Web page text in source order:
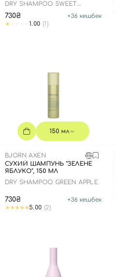
DRY SHAMPOO SWEET
730₴ +36 кешбек
1.00 (1)
150 мл
BJORN AXEN
СУХИЙ ШАМПУНЬ "ЗЕЛЕНЕ
ЯБЛУКО", 150 МЛ
DRY SHAMPOO GREEN APPLE
730₴ +36 кешбек
5.00 (2)